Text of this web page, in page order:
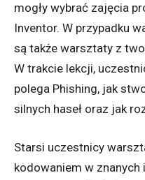
mogły wybrać zajęcia
Inventor. W przypadku
są także warsztaty z
W trakcie lekcji,
polega Phishing, jak
silnych haseł oraz jak
Starsi uczestnicy
kodowaniem w znanych